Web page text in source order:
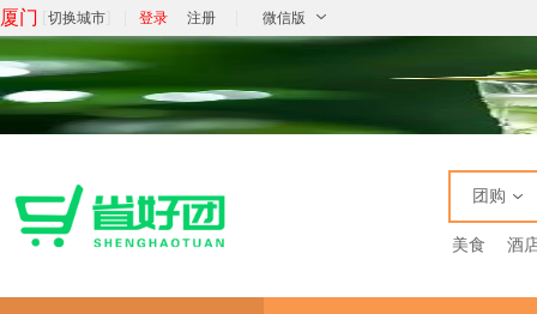
厦门 切换城市 登录 注册 微信版
团购
美食 酒